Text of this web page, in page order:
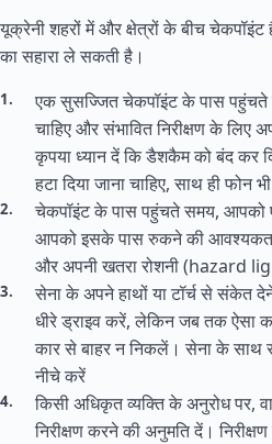
यूक्रेनी शहरों में और क्षेत्रों के बीच
का सहारा ले सकती है।
एक सुसज्जित चेकपॉइंट के पास पहुंचते
चाहिए और संभावित निरीक्षण के लिए
कृपया ध्यान दें कि डैशकैम को बंद कर
हटा दिया जाना चाहिए, साथ ही फोन भी
चेकपॉइंट के पास पहुंचते समय, आपको
आपको इसके पास रुकने की
और अपनी खतरा रोशनी (hazard
सेना के अपने हाथों या टॉर्च से संकेत
धीरे ड्राइव करें, लेकिन जब तक ऐसा
कार से बाहर न निकलें। सेना के साथ
नीचे करें
किसी अधिकृत व्यक्ति के अनुरोध पर,
निरीक्षण करने की अनुमति दें।